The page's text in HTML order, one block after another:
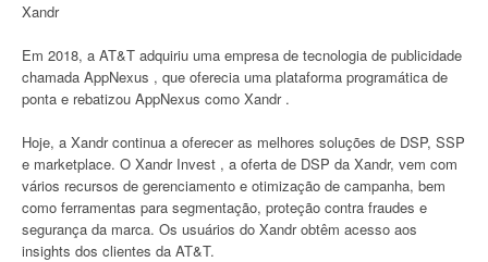
Xandr
Em 2018, a AT&T adquiriu uma empresa de tecnologia de publicidade
chamada AppNexus , que oferecia uma plataforma programática de
ponta e rebatizou AppNexus como Xandr .
Hoje, a Xandr continua a oferecer as melhores soluções de DSP, SSP
e marketplace. O Xandr Invest , a oferta de DSP da Xandr, vem com
vários recursos de gerenciamento e otimização de campanha, bem
como ferramentas para segmentação, proteção contra fraudes e
segurança da marca. Os usuários do Xandr obtêm acesso aos
insights dos clientes da AT&T.